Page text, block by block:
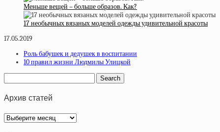
Меньше вещей – больше образов. Как?
17 необычных вязаных моделей одежды удивительной красоты
17.05.2019
Роль бабушек и дедушек в воспитании
10 правил жизни Людмилы Улицкой
Архив статей
Архив
статей